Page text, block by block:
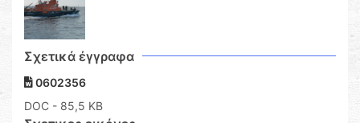
Σχετικά έγγραφα
0602356
DOC - 85,5 KB